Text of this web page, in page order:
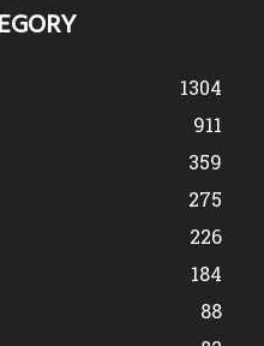
1304
911
359
275
226
184
88